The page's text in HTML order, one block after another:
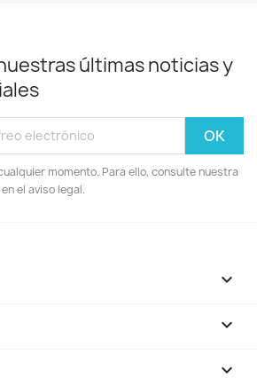
últimas noticias y
momento. Para ello, consulte nuestra
el aviso legal.


